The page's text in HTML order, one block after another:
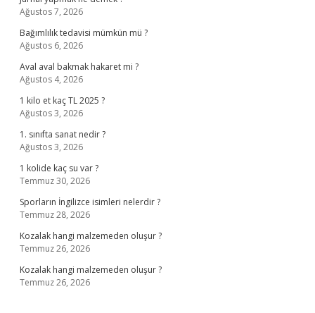
Ağustos 7, 2026
Bağımlılık tedavisi mümkün mü ?
Ağustos 6, 2026
Aval aval bakmak hakaret mi ?
Ağustos 4, 2026
1 kilo et kaç TL 2025 ?
Ağustos 3, 2026
1. sınıfta sanat nedir ?
Ağustos 3, 2026
1 kolide kaç su var ?
Temmuz 30, 2026
Sporların İngilizce isimleri nelerdir ?
Temmuz 28, 2026
Kozalak hangi malzemeden oluşur ?
Temmuz 26, 2026
Kozalak hangi malzemeden oluşur ?
Temmuz 26, 2026